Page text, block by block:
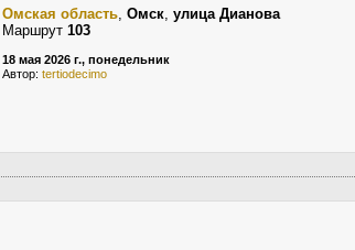
Омская область, Омск, улица Дианова
Маршрут 103
18 мая 2026 г., понедельник
Автор: tertiodecimo